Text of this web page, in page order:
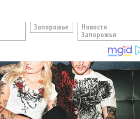
Запорожье
Новости
Запорожья